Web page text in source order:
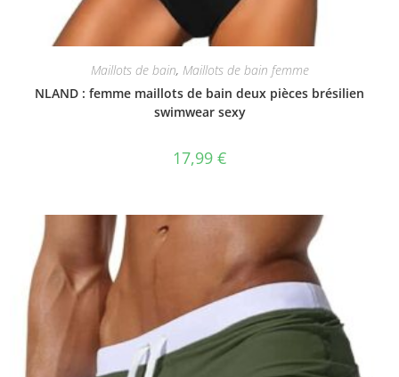
Maillots de bain, Maillots de bain femme
NLAND : femme maillots de bain deux pièces brésilien
swimwear sexy
17,99 €